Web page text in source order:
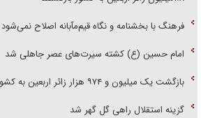
فرهنگ با بخشنامه و نگاه قیم‌مآبانه اصلاح نمی‌شود
امام حسین (ع) کشته سیرت‌های عصر جاهلی شد
بازگشت یک میلیون و ۹۷۴ هزار زائر اربعین به کشور
گزینه استقلال راهی گل گهر شد